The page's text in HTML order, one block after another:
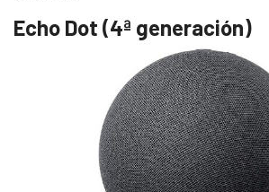
Echo Dot (4ª generación)